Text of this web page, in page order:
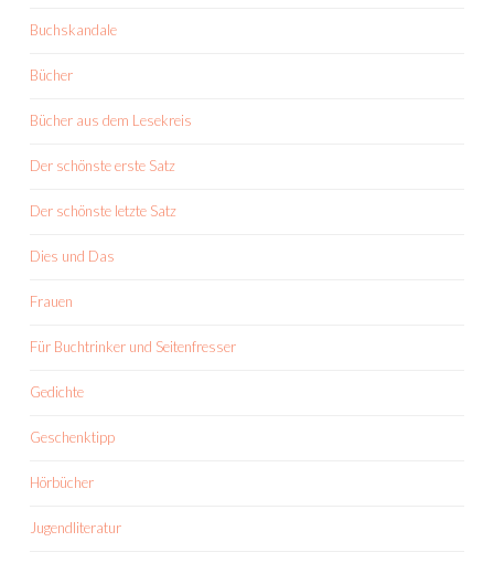
Buchskandale
Bücher
Bücher aus dem Lesekreis
Der schönste erste Satz
Der schönste letzte Satz
Dies und Das
Frauen
Für Buchtrinker und Seitenfresser
Gedichte
Geschenktipp
Hörbücher
Jugendliteratur